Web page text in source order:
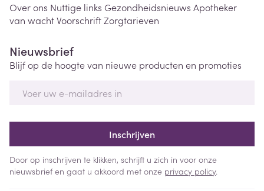
Over ons Nuttige links Gezondheidsnieuws Apotheker
van wachtVoorschriftZorgtarieven
Nieuwsbrief
Blijf op de hoogte van nieuwe producten en promoties
Inschrijven
Door op inschrijven te klikken, schrijft u zich in voor onze
nieuwsbrief en gaat u akkoord met onze privacy policy.